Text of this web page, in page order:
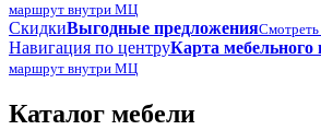
маршрут внутри МЦ
СкидкиВыгодные предложенияСмотреть
Навигация по центруКарта мебельного
маршрут внутри МЦ
Каталог мебели